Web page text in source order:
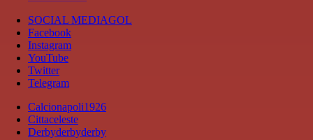
SOCIAL MEDIAGOL
Facebook
Instagram
YouTube
Twitter
Telegram
Calcionapoli1926
Cittaceleste
Derbyderbyderby